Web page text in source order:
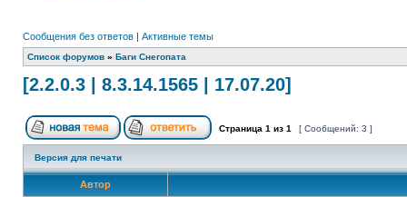
Сообщения без ответов | Активные темы
Список форумов » Баги Снегопата
[2.2.0.3 | 8.3.14.1565 | 17.07.20]
Страница 1 из 1 [ Сообщений: 3 ]
Версия для печати
Автор